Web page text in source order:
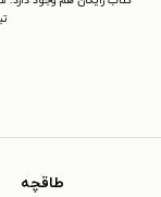
طاقچه